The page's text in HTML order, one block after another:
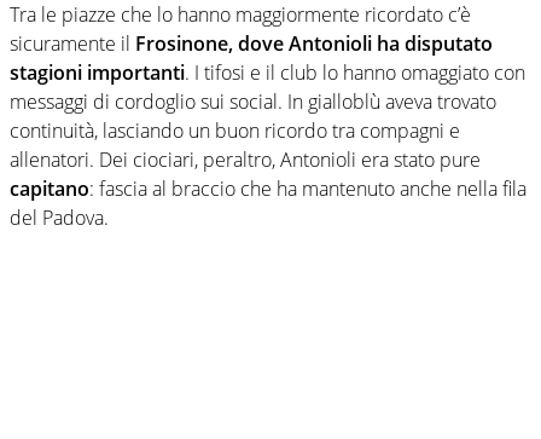
Tra le piazze che lo hanno maggiormente ricordato c’è
sicuramente il Frosinone, dove Antonioli ha disputato
stagioni importanti. I tifosi e il club lo hanno omaggiato con
messaggi di cordoglio sui social. In gialloblù aveva trovato
continuità, lasciando un buon ricordo tra compagni e
allenatori. Dei ciociari, peraltro, Antonioli era stato pure
capitano: fascia al braccio che ha mantenuto anche nella fila
del Padova.